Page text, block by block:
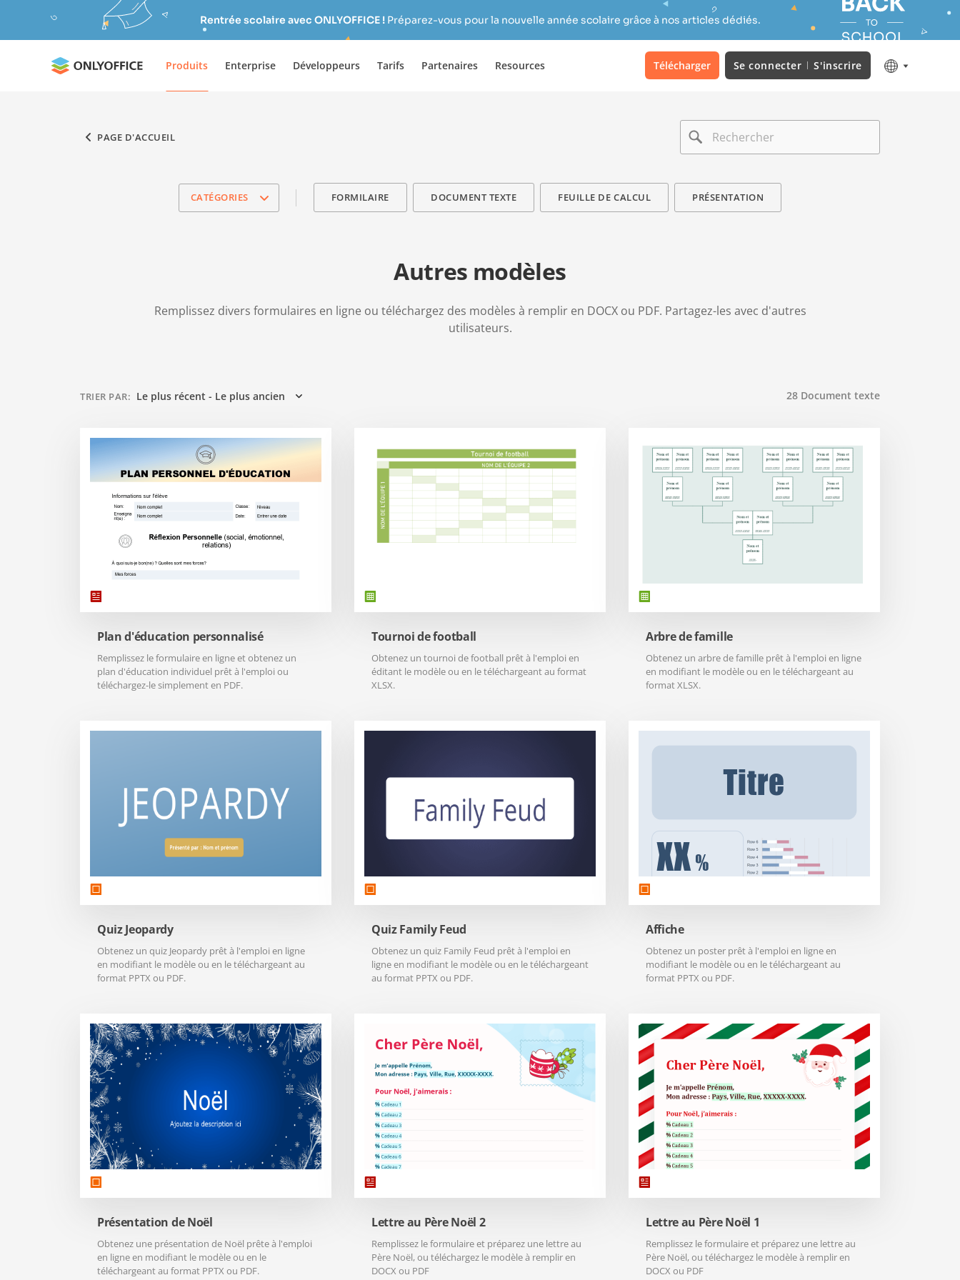
Rentrée scolaire avec ONLYOFFICE !Préparez-vous pour la nouvelle année scolaire grâce à nos articles dédiés.
Produits Enterprise Développeurs Tarifs Partenaires Resources Télécharger Se connecter S'inscrire
PAGE D'ACCUEIL
CATÉGORIES FORMILAIRE DOCUMENT TEXTE FEUILLE DE CALCUL PRÉSENTATION
Autres modèles
Remplissez divers formulaires en ligne ou téléchargez des modèles à remplir en DOCX ou PDF. Partagez-les avec d'autres
utilisateurs.
TRIER PAR: Le plus récent - Le plus ancien 28 Document texte
Plan d'éducation personnalisé
Remplissez le formulaire en ligne et obtenez un
plan d'éducation individuel prêt à l'emploi ou
téléchargez-le simplement en PDF.
Tournoi de football
Obtenez un tournoi de football prêt à l'emploi en
éditant le modèle ou en le téléchargeant au format
XLSX.
Arbre de famille
Obtenez un arbre de famille prêt à l'emploi en ligne
en modifiant le modèle ou en le téléchargeant au
format XLSX.
Quiz Jeopardy
Obtenez un quiz Jeopardy prêt à l'emploi en ligne
en modifiant le modèle ou en le téléchargeant au
format PPTX ou PDF.
Quiz Family Feud
Obtenez un quiz Family Feud prêt à l'emploi en
ligne en modifiant le modèle ou en le téléchargeant
au format PPTX ou PDF.
Affiche
Obtenez un poster prêt à l'emploi en ligne en
modifiant le modèle ou en le téléchargeant au
format PPTX ou PDF.
Présentation de Noël
Obtenez une présentation de Noël prête à l'emploi
en ligne en modifiant le modèle ou en le
téléchargeant au format PPTX ou PDF.
Lettre au Père Noël 2
Remplissez le formulaire et préparez une lettre au
Père Noël, ou téléchargez le modèle à remplir en
DOCX ou PDF
Lettre au Père Noël 1
Remplissez le formulaire et préparez une lettre au
Père Noël, ou téléchargez le modèle à remplir en
DOCX ou PDF